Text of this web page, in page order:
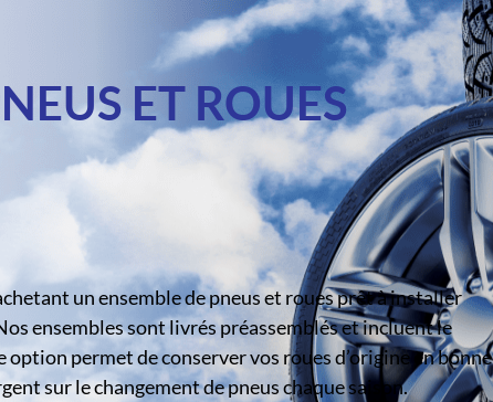
ET ROUES
un ensemble de pneus et roues prêt à installer
ensembles sont livrés préassemblés et incluent le
permet de conserver vos roues d’origine en bonne
sur le changement de pneus chaque saison.